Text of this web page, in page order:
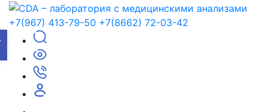
+7(967) 413-79-50 +7(8662) 72-03-42
панель